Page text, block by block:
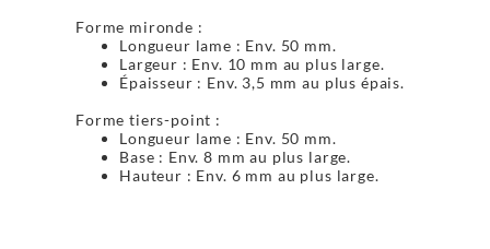
Forme mironde :
Longueur lame : Env. 50 mm.
Largeur : Env. 10 mm au plus large.
Épaisseur : Env. 3,5 mm au plus épais.
Forme tiers-point :
Longueur lame : Env. 50 mm.
Base : Env. 8 mm au plus large.
Hauteur : Env. 6 mm au plus large.